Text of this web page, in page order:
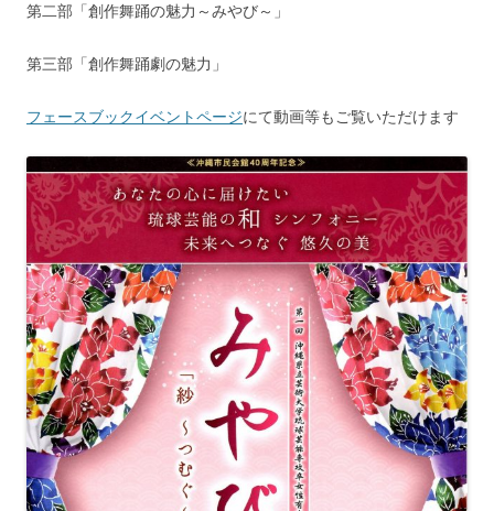
第二部「創作舞踊の魅力～みやび～」
第三部「創作舞踊劇の魅力」
フェースブックイベントページにて動画等もご覧いただけます